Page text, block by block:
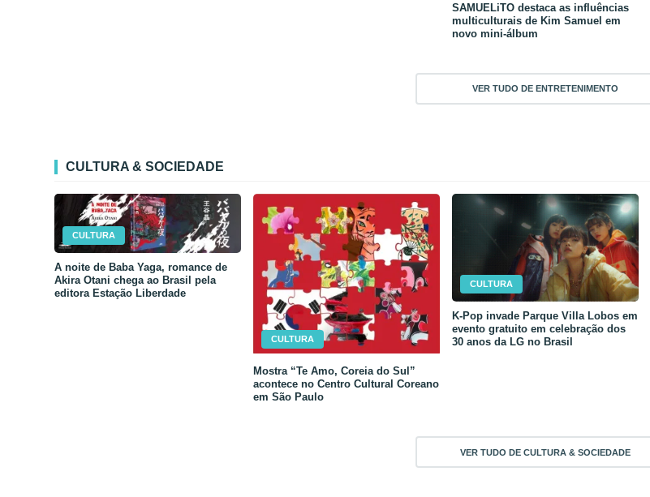
SAMUELiTO destaca as influências
multiculturais de Kim Samuel em
novo mini-álbum
VER TUDO DE ENTRETENIMENTO
CULTURA & SOCIEDADE
CULTURA
A noite de Baba Yaga, romance de
Akira Otani chega ao Brasil pela
editora Estação Liberdade
CULTURA
Mostra “Te Amo, Coreia do Sul”
acontece no Centro Cultural Coreano
em São Paulo
CULTURA
K-Pop invade Parque Villa Lobos em
evento gratuito em celebração dos
30 anos da LG no Brasil
VER TUDO DE CULTURA & SOCIEDADE